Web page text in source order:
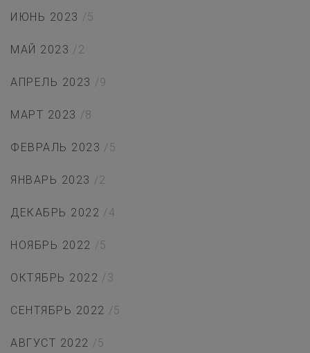
ИЮНЬ 2023 /5
МАЙ 2023 /2
АПРЕЛЬ 2023 /9
МАРТ 2023 /8
ФЕВРАЛЬ 2023 /5
ЯНВАРЬ 2023 /2
ДЕКАБРЬ 2022 /4
НОЯБРЬ 2022 /5
ОКТЯБРЬ 2022 /3
СЕНТЯБРЬ 2022 /5
АВГУСТ 2022 /5